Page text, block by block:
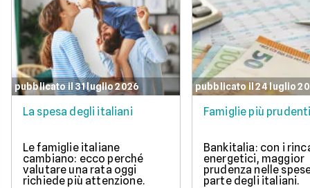
pubblicato il 31 luglio 2026
La spesa degli italiani
Le famiglie italiane
cambiano: ecco perché
valutare una rata oggi
richiede più attenzione.
pubblicato il 24 luglio
Famiglie più
Bankitalia: con i
energetici, maggior
prudenza nelle
parte degli italiani.